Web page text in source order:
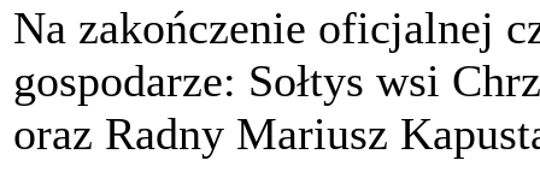
Na zakończenie oficjalnej
gospodarze: Sołtys wsi
oraz Radny Mariusz